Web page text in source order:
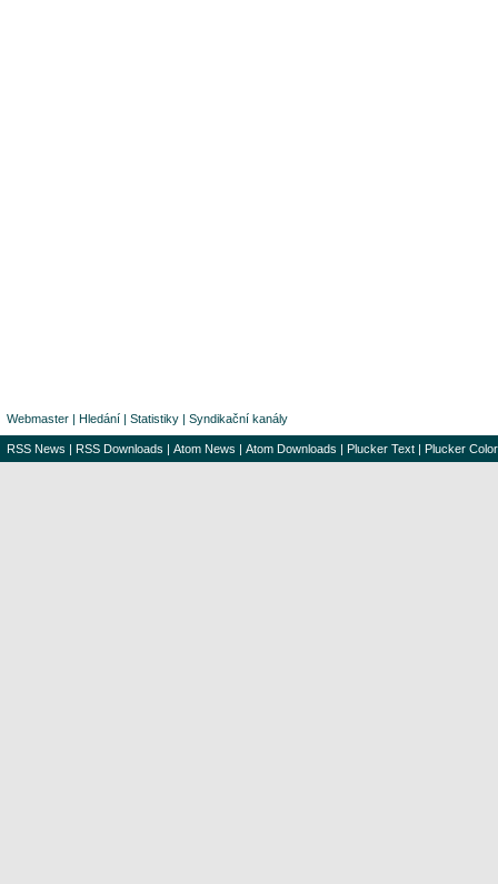
Webmaster | Hledání | Statistiky | Syndikační kanály
RSS News | RSS Downloads | Atom News | Atom Downloads | Plucker Text | Plucker Color